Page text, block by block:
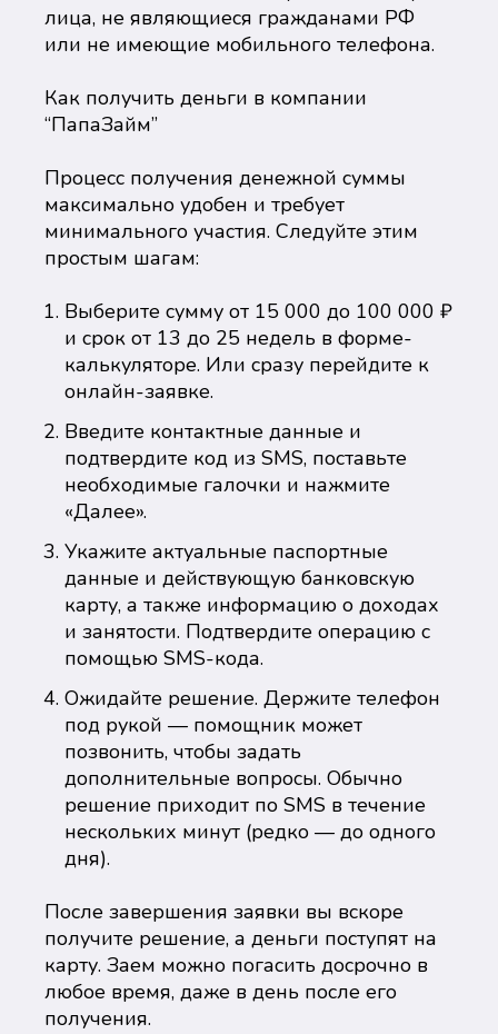
лица, не являющиеся гражданами РФ
или не имеющие мобильного телефона.
Как получить деньги в компании
“ПапаЗайм”
Процесс получения денежной суммы
максимально удобен и требует
минимального участия. Следуйте этим
простым шагам:
Выберите сумму от 15 000 до 100 000 ₽
и срок от 13 до 25 недель в форме-
калькуляторе. Или сразу перейдите к
онлайн-заявке.
Введите контактные данные и
подтвердите код из SMS, поставьте
необходимые галочки и нажмите
«Далее».
Укажите актуальные паспортные
данные и действующую банковскую
карту, а также информацию о доходах
и занятости. Подтвердите операцию с
помощью SMS-кода.
Ожидайте решение. Держите телефон
под рукой — помощник может
позвонить, чтобы задать
дополнительные вопросы. Обычно
решение приходит по SMS в течение
нескольких минут (редко — до одного
дня).
После завершения заявки вы вскоре
получите решение, а деньги поступят на
карту. Заем можно погасить досрочно в
любое время, даже в день после его
получения.